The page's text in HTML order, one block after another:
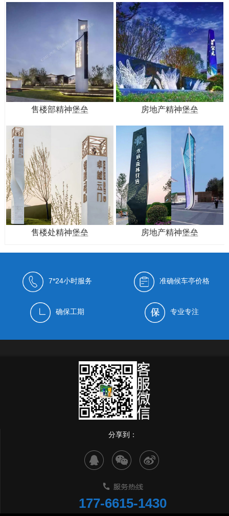
售楼部精神堡垒 房地产精神堡垒
售楼处精神堡垒 房地产精神堡垒
7*24小时服务 准确候车亭价格
确保工期 专业专注
分享到：
177-6615-1430